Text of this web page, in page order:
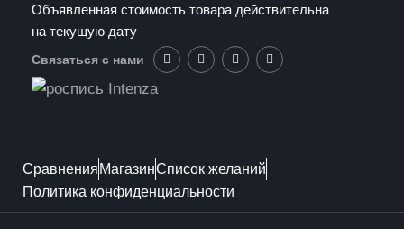
Объявленная стоимость товара действительна
на текущую дату
Связаться с нами
Сравнения МагазинСписок желаний
Политика конфиденциальности